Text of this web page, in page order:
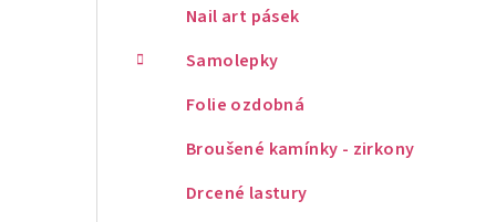
Nail art pásek
Samolepky
Folie ozdobná
Broušené kamínky - zirkony
Drcené lastury